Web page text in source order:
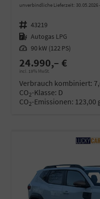
unverbindliche Lieferzeit: 30.05.2026
Fahrzeugnr. 43219
Kraftstoff Autogas LPG
Leistung 90 kW (122 PS)
24.990,– €
incl. 19% MwSt.
Verbrauch kombiniert:
CO2-Klasse: D
CO2-Emissionen: 123,00